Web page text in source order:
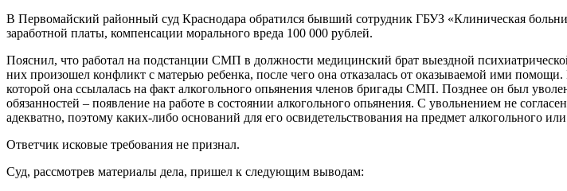
В Первомайский районный суд Краснодара обратился бывший сотрудник ГБУЗ «Клиническая
заработной платы, компенсации морального вреда 100 000 рублей.
Пояснил, что работал на подстанции СМП в должности медицинский брат выездной
них произошел конфликт с матерью ребенка, после чего она отказалась от оказываемой ими
которой она ссылалась на факт алкогольного опьянения членов бригады СМП. Позднее он был
обязанностей – появление на работе в состоянии алкогольного опьянения. С увольнением не
адекватно, поэтому каких-либо оснований для его освидетельствования на предмет алкогольного
Ответчик исковые требования не признал.
Суд, рассмотрев материалы дела, пришел к следующим выводам: